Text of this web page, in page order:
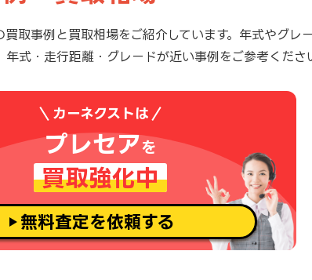
取事例と買取相場をご紹介しています。年式やグレ
式・走行距離・グレードが近い事例をご参考くださ
カーネクストは
プレセアを
買取強化中
無料査定を依頼する